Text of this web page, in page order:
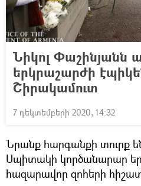
Նիկոլ Փաշինյանն
երկրաշարժի
Շիրակամուտ
7 դեկտեմբերի 2020, 14:32
Նրանք հարգանքի տուրք
Սպիտակի կործանարար
հազարավոր զոհերի